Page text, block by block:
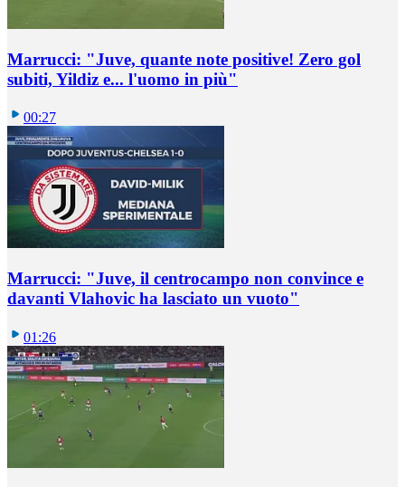
Marrucci: "Juve, quante note positive! Zero gol
subiti, Yildiz e... l'uomo in più"
00:27
Marrucci: "Juve, il centrocampo non convince e
davanti Vlahovic ha lasciato un vuoto"
01:26